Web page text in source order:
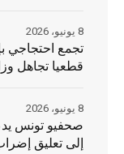
تجمع احتجاجي
قطعيا تجاهل
8 يونيو، 2026
صحفيو تونس
إلى تعليق
8 يونيو، 2026